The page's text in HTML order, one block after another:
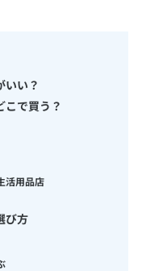
いい？
こで買う？
活用品店
び方